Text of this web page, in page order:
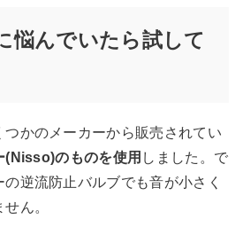
悩んでいたら試して
かのメーカーから販売されてい
(Nisso)のものを使用 しました。で
逆流防止バルブでも音が小さく
ん。